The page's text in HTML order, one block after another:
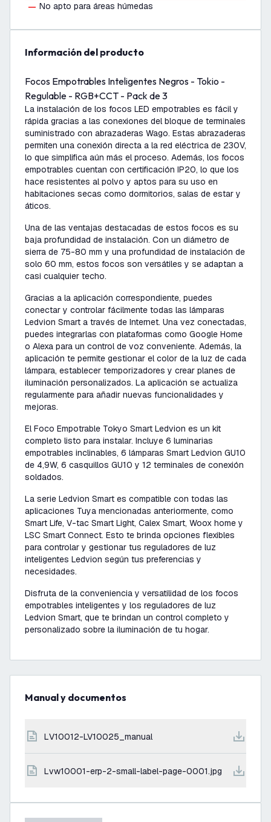
No apto para áreas húmedas
información del producto
Focos Empotrables Inteligentes Negros - Tokio -
Regulable - RGB+CCT - Pack de 3
La instalación de los focos LED empotrables es fácil y
rápida gracias a las conexiones del bloque de terminales
suministrado con abrazaderas Wago. Estas abrazaderas
permiten una conexión directa a la red eléctrica de 230V,
lo que simplifica aún más el proceso. Además, los focos
empotrables cuentan con certificación IP20, lo que los
hace resistentes al polvo y aptos para su uso en
habitaciones secas como dormitorios, salas de estar y
áticos.
Una de las ventajas destacadas de estos focos es su
baja profundidad de instalación. Con un diámetro de
sierra de 75-80 mm y una profundidad de instalación de
solo 60 mm, estos focos son versátiles y se adaptan a
casi cualquier techo.
Gracias a la aplicación correspondiente, puedes
conectar y controlar fácilmente todas las lámparas
Ledvion Smart a través de Internet. Una vez conectadas,
puedes integrarlas con plataformas como Google Home
o Alexa para un control de voz conveniente. Además, la
aplicación te permite gestionar el color de la luz de cada
lámpara, establecer temporizadores y crear planes de
iluminación personalizados. La aplicación se actualiza
regularmente para añadir nuevas funcionalidades y
mejoras.
El Foco Empotrable Tokyo Smart Ledvion es un kit
completo listo para instalar. Incluye 6 luminarias
empotrables inclinables, 6 lámparas Smart Ledvion GU10
de 4,9W, 6 casquillos GU10 y 12 terminales de conexión
soldados.
La serie Ledvion Smart es compatible con todas las
aplicaciones Tuya mencionadas anteriormente, como
Smart Life, V-tac Smart Light, Calex Smart, Woox home y
LSC Smart Connect. Esto te brinda opciones flexibles
para controlar y gestionar tus reguladores de luz
inteligentes Ledvion según tus preferencias y
necesidades.
Disfruta de la conveniencia y versatilidad de los focos
empotrables inteligentes y los reguladores de luz
Ledvion Smart, que te brindan un control completo y
personalizado sobre la iluminación de tu hogar.
Manual y documentos
LV10012-LV10025_manual
lvw10001-erp-2-small-label-page-0001.jpg